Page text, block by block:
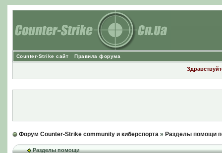
Counter-Strike сайт Правила форума
Форум Counter-Strike community и киберспорта» Разделы помощи
Разделы помощи